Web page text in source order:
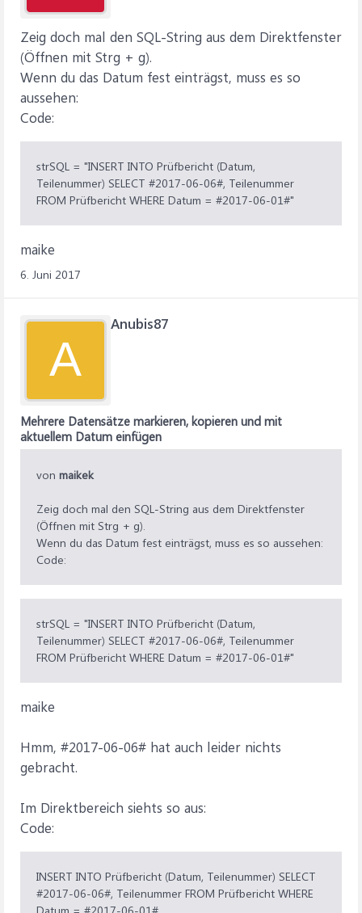
Zeig doch mal den SQL-String aus dem Direktfenster
(Öffnen mit Strg + g).
Wenn du das Datum fest einträgst, muss es so
aussehen:
Code:
strSQL = "INSERT INTO Prüfbericht (Datum,
Teilenummer) SELECT #2017-06-06#, Teilenummer
FROM Prüfbericht WHERE Datum = #2017-06-01#"
maike
6. Juni 2017
A
Anubis87
Mehrere Datensätze markieren, kopieren und mit
aktuellem Datum einfügen
von maikek
Zeig doch mal den SQL-String aus dem Direktfenster
(Öffnen mit Strg + g).
Wenn du das Datum fest einträgst, muss es so aussehen:
Code:
strSQL = "INSERT INTO Prüfbericht (Datum,
Teilenummer) SELECT #2017-06-06#, Teilenummer
FROM Prüfbericht WHERE Datum = #2017-06-01#"
maike
Hmm, #2017-06-06# hat auch leider nichts
gebracht.
Im Direktbereich siehts so aus:
Code:
INSERT INTO Prüfbericht (Datum, Teilenummer) SELECT
#2017-06-06#, Teilenummer FROM Prüfbericht WHERE